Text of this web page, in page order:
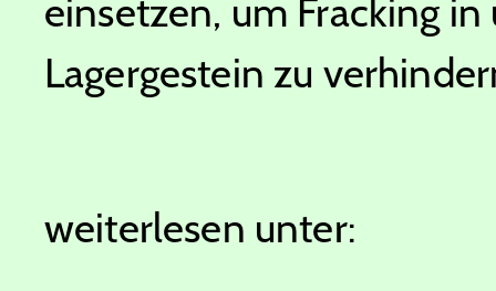
einsetzen, um Fracking
Lagergestein zu
weiterlesen unter: